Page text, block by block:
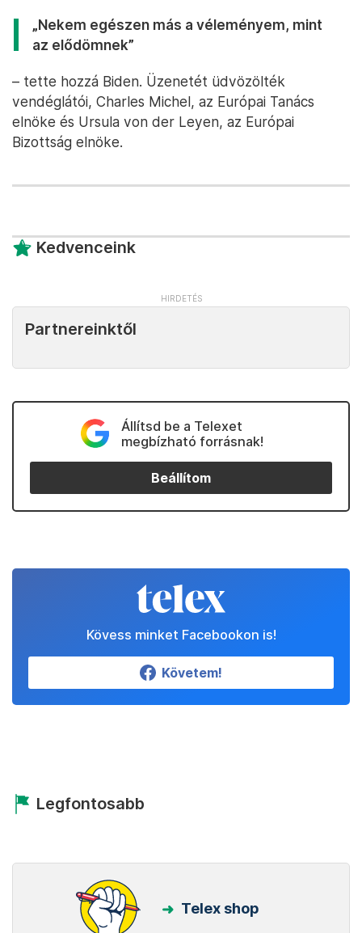
„Nekem egészen más a véleményem, mint
az elődömnek”
– tette hozzá Biden. Üzenetét üdvözölték
vendéglátói, Charles Michel, az Európai Tanács
elnöke és Ursula von der Leyen, az Európai
Bizottság elnöke.
Kedvenceink
Partnereinktől
Állítsd be a Telexet
megbízható forrásnak!
Beállítom
Kövess minket Facebookon is!
Követem!
Legfontosabb
Telex shop